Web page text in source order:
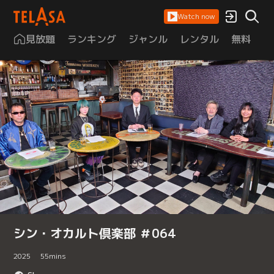
Watch now
見放題 ランキング ジャンル レンタル 無料
シン・オカルト倶楽部 ＃064
2025 55mins